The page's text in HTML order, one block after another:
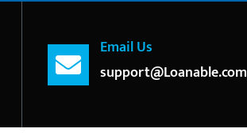
Email Us
support@Loanable.com